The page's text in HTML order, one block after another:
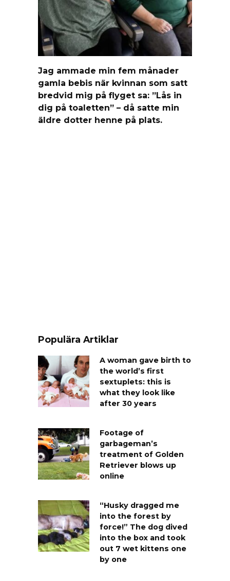
Jag ammade min fem månader
gamla bebis när kvinnan som satt
bredvid mig på flyget sa: ”Lås in
dig på toaletten” – då satte min
äldre dotter henne på plats.
Populära Artiklar
A woman gave birth to
the world’s first
sextuplets: this is
what they look like
after 30 years
Footage of
garbageman’s
treatment of Golden
Retriever blows up
online
“Husky dragged me
into the forest by
force!” The dog dived
into the box and took
out 7 wet kittens one
by one